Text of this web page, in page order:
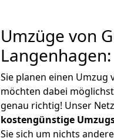
Umzüge von
Sie planen einen Umzug
möchten dabei möglichst
genau richtig! Unser
kostengünstige
Sie sich um nichts